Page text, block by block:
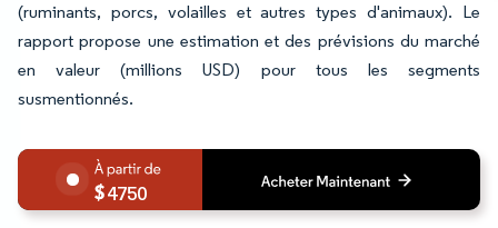
(ruminants, porcs, volailles et autres types d'animaux). Le
rapport propose une estimation et des prévisions du marché
en valeur (millions USD) pour tous les segments
susmentionnés.
4750